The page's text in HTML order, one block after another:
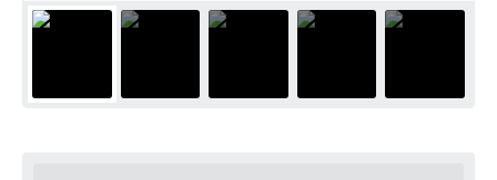
Plano Estratégico